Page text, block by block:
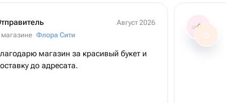
Август 2026
магазине Флора Сити
магазин за красивый букет и
до адресата.
О